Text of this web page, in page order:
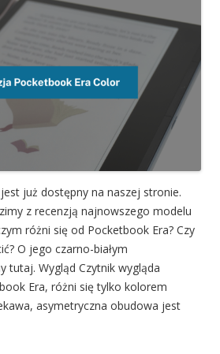
już dostępny na naszej stronie.
z recenzją najnowszego modelu
różni się od Pocketbook Era? Czy
O jego czarno-białym
tutaj. Wygląd Czytnik wygląda
Era, różni się tylko kolorem
asymetryczna obudowa jest